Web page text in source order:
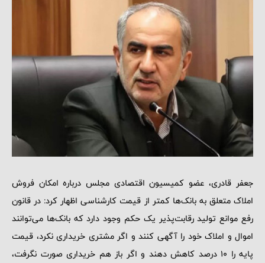
جعفر قادری، عضو کمیسیون اقتصادی مجلس درباره امکان فروش
املاک متعلق به بانک‌ها کمتر از قیمت کارشناسی اظهار کرد: در قانون
رفع موانع تولید رقابت‌پذیر یک حکم وجود دارد که بانک‌ها می‌توانند
اموال و املاک خود را آگهی کنند و اگر مشتری خریداری نکرد، قیمت
پایه را 10 درصد کاهش دهند و اگر باز هم خریداری صورت نگرفت،